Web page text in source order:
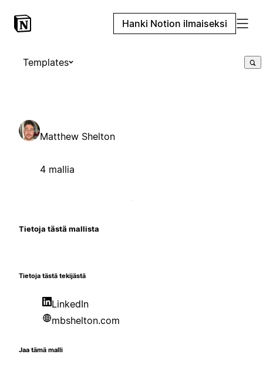
Hanki Notion ilmaiseksi
Templates
Matthew Shelton
4 mallia
Tietoja tästä mallista
Tietoja tästä tekijästä
LinkedIn
mbshelton.com
Jaa tämä malli